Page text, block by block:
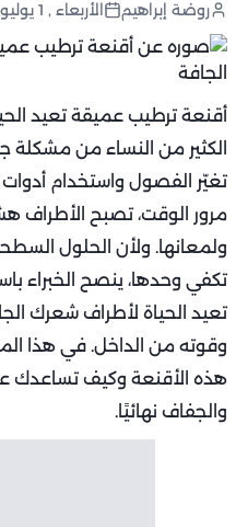
روضة إبراهيم الأربعاء , 1 يوليو 2026 ,10:08 ص
أقنعة ترطيب عميقة تعيد
الكثير من النساء من
تغيّر الفصول واستخدام أدوات
مرور الوقت، تصبح الأطراف
ولمعانها. ولأن الحلول
تكفي وحدها، ينصح الخبراء
تعيد الحياة لأطراف شعرك
وقوته من الداخل. في هذا
هذه الأقنعة وكيف تساعدك
والجفاف نهائيًا.